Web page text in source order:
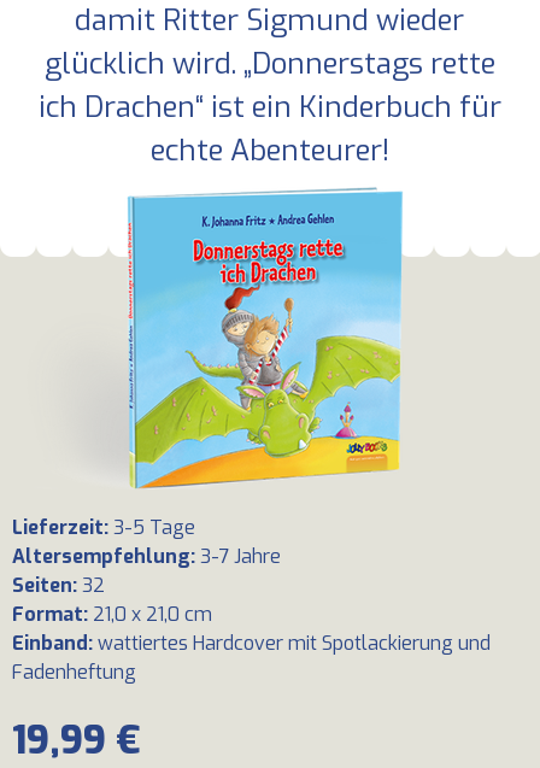
damit Ritter Sigmund wieder
glücklich wird. „Donnerstags rette
ich Drachen“ ist ein Kinderbuch für
echte Abenteurer!
Lieferzeit:3-5 Tage
Altersempfehlung:3-7 Jahre
Seiten:32
Format: 21,0 x 21,0 cm
Einband:wattiertes Hardcover mit Spotlackierung und
Fadenheftung
19,99 €